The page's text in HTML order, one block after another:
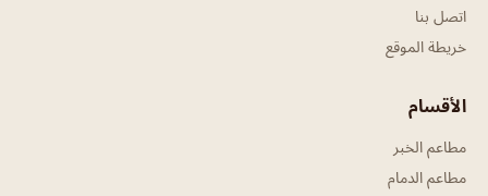
اتصل بنا
خريطة الموقع
الأقسام
مطاعم الخبر
مطاعم الدمام